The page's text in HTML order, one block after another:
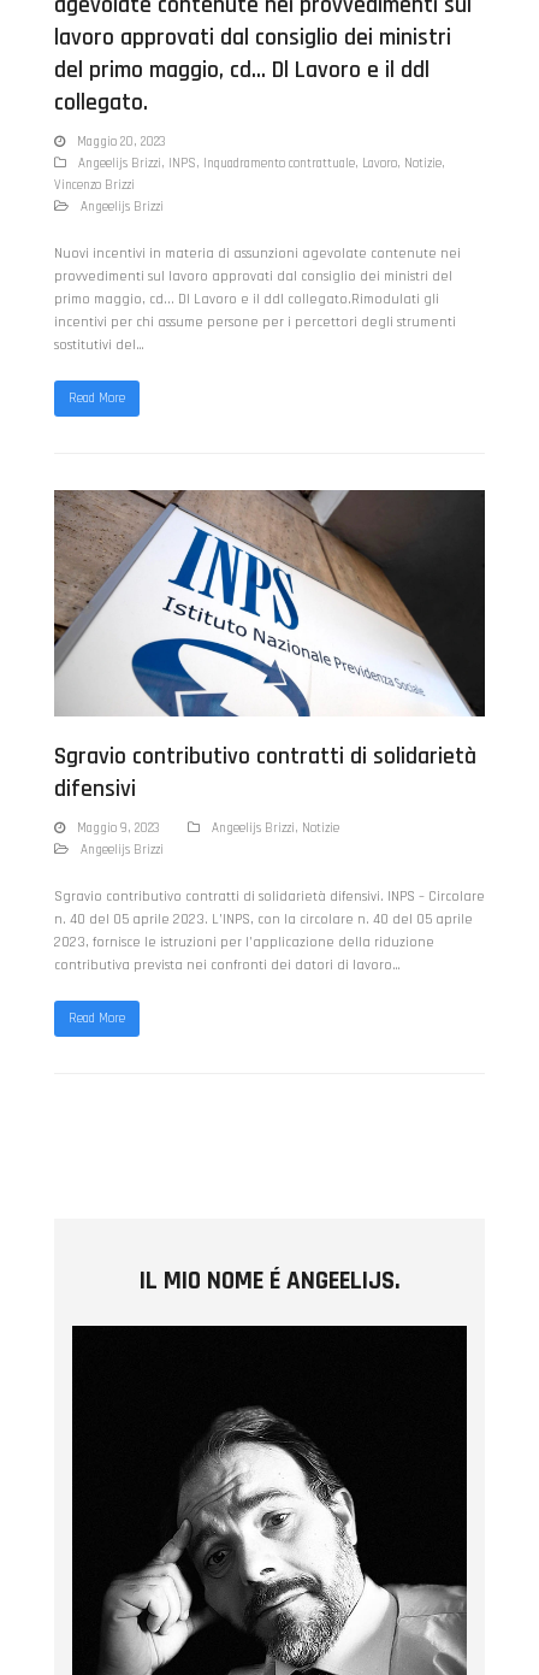
lavoro approvati dal consiglio dei ministri
del primo maggio, cd… Dl Lavoro e il ddl
collegato.
Maggio 20, 2023
Angeelijs Brizzi, INPS, Inquadramento contrattuale, Lavoro, Notizie,
Vincenzo Brizzi
Angeelijs Brizzi
Nuovi incentivi in materia di assunzioni agevolate contenute nei
provvedimenti sul lavoro approvati dal consiglio dei ministri del
primo maggio, cd... Dl Lavoro e il ddl collegato.Rimodulati gli
incentivi per chi assume persone per i percettori degli strumenti
sostitutivi del…
Read More
Sgravio contributivo contratti di solidarietà
difensivi
Maggio 9, 2023 Angeelijs Brizzi, Notizie
Angeelijs Brizzi
Sgravio contributivo contratti di solidarietà difensivi. INPS – Circolare
n. 40 del 05 aprile 2023. L’INPS, con la circolare n. 40 del 05 aprile
2023, fornisce le istruzioni per l’applicazione della riduzione
contributiva prevista nei confronti dei datori di lavoro…
Read More
IL MIO NOME É ANGEELIJS.